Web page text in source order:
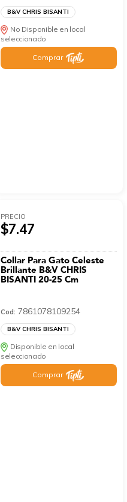
B&V CHRIS BISANTI
No Disponible en local
seleccionado
Comprar
PRECIO
$7.47
Collar Para Gato Celeste
Brillante B&V CHRIS
BISANTI 20-25 Cm
Cod: 7861078109254
B&V CHRIS BISANTI
Disponible en local
seleccionado
Comprar